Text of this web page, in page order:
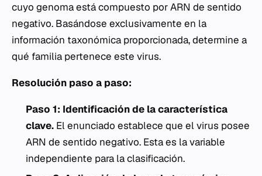
cuyo genoma está compuesto por ARN de sentido
negativo. Basándose exclusivamente en la
información taxonómica proporcionada, determine a
qué familia pertenece este virus.
Resolución paso a paso:
Paso 1: Identificación de la característica
clave. El enunciado establece que el virus posee
ARN de sentido negativo. Esta es la variable
independiente para la clasificación.